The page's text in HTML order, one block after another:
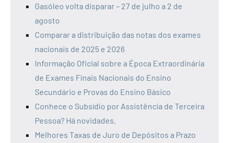
Gasóleo volta disparar – 27 de julho a 2 de
agosto
Comparar a distribuição das notas dos exames
nacionais de 2025 e 2026
Informação Oficial sobre a Época Extraordinária
de Exames Finais Nacionais do Ensino
Secundário e Provas do Ensino Básico
Conhece o Subsídio por Assistência de Terceira
Pessoa? Há novidades.
Melhores Taxas de Juro de Depósitos a Prazo